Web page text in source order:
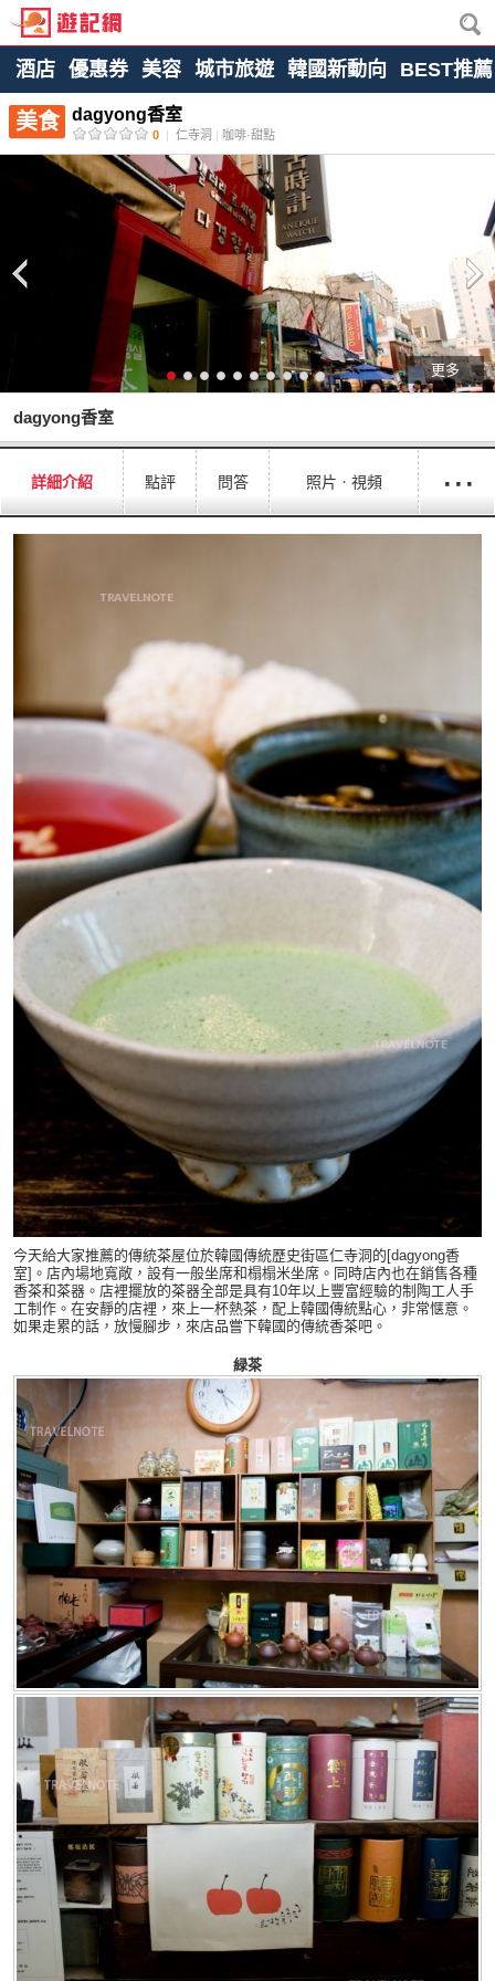
酒店 優惠券 美容 城市旅遊 韓國新動向 BEST推薦
美食 dagyong香室
0 | 仁寺洞 | 咖啡·甜點
更多
dagyong香室
詳細介紹 點評 問答 照片ㆍ視頻 ···
今天給大家推薦的傳統茶屋位於韓國傳統歷史街區仁寺洞的[dagyong香
室]。店內場地寬敞，設有一般坐席和榻榻米坐席。同時店內也在銷售各種
香茶和茶器。店裡擺放的茶器全部是具有10年以上豐富經驗的制陶工人手
工制作。在安靜的店裡，來上一杯熱茶，配上韓國傳統點心，非常惬意。
如果走累的話，放慢腳步，來店品嘗下韓國的傳統香茶吧。
緑茶